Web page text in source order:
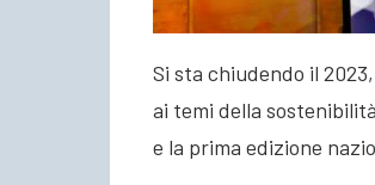
Si sta chiudendo il
ai temi della
e la prima edizione